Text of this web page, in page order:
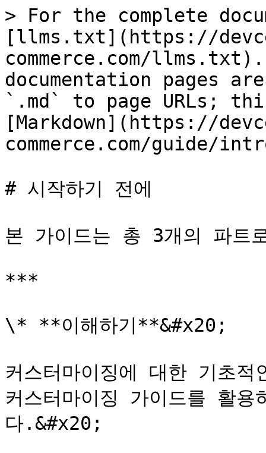
> For the complete
[llms.txt](https://
commerce.com/
documentation pages
`.md` to page URLs;
[Markdown](https://
commerce.com/guide/
# 시작하기 전에
본 가이드는 총 3개의 파트
***
\* **이해하기**&#x20;
커스터마이징에 대한 기초
커스터마이징 가이드를 활
다.&#x20;